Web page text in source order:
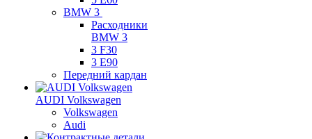
BMW 3
Расходники
BMW 3
3 F30
3 E90
Передний кардан
AUDI Volkswagen
Volkswagen
Audi